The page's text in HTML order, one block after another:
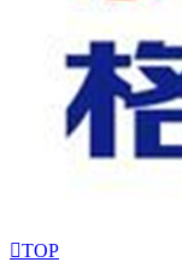
TOP